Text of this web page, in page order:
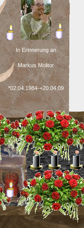
In Erinnerung an
Markus Molitor
*02.04.1984-+20.04.09